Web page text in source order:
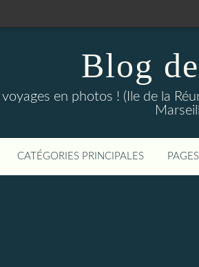
Blog
en photos ! (Ile de la
CATÉGORIES PRINCIPALES PAGES